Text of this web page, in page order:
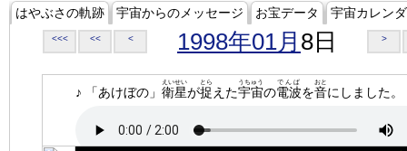
はやぶさの軌跡 宇宙からのメッセージ お宝データ 宇宙カレン
<<< << < 1998年01月 8日 >
♪ 「あけぼの」 衛星
えいせい
が捉
とら
えた宇宙
うちゅう
の電波
でんぱ
を音
おと
にしました。